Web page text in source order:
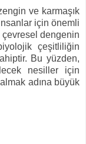
ve karmaşık
için önemli
dengenin
çeşitliliğin
Bu yüzden,
nesiller için
adına büyük